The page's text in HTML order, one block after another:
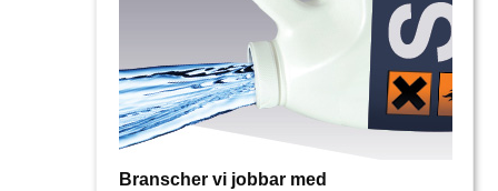
Branscher vi jobbar med